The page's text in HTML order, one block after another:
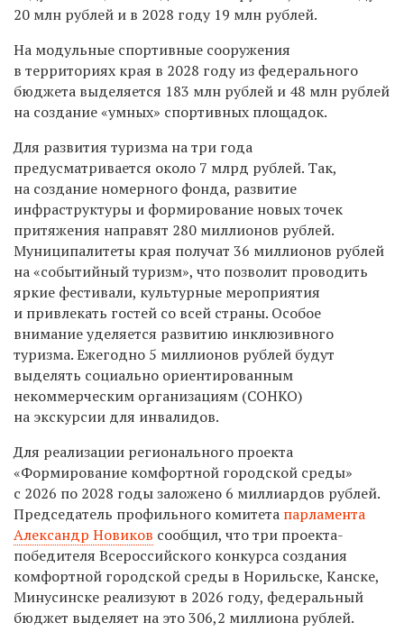
20 млн рублей и в 2028 году 19 млн рублей.
На модульные спортивные сооружения
в территориях края в 2028 году из федерального
бюджета выделяется 183 млн рублей и 48 млн рублей
на создание «умных» спортивных площадок.
Для развития туризма на три года
предусматривается около 7 млрд рублей. Так,
на создание номерного фонда, развитие
инфраструктуры и формирование новых точек
притяжения направят 280 миллионов рублей.
Муниципалитеты края получат 36 миллионов рублей
на «событийный туризм», что позволит проводить
яркие фестивали, культурные мероприятия
и привлекать гостей со всей страны. Особое
внимание уделяется развитию инклюзивного
туризма. Ежегодно 5 миллионов рублей будут
выделять социально ориентированным
некоммерческим организациям (СОНКО)
на экскурсии для инвалидов.
Для реализации регионального проекта
«Формирование комфортной городской среды»
с 2026 по 2028 годы заложено 6 миллиардов рублей.
Председатель профильного комитета парламента
Александр Новиков сообщил, что три проекта-
победителя Всероссийского конкурса создания
комфортной городской среды в Норильске, Канске,
Минусинске реализуют в 2026 году, федеральный
бюджет выделяет на это 306,2 миллиона рублей.